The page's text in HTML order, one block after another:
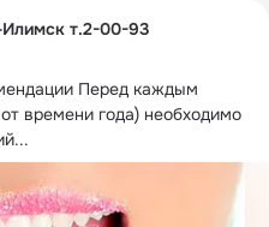
т.2-00-93
Перед каждым
времени года) необходимо